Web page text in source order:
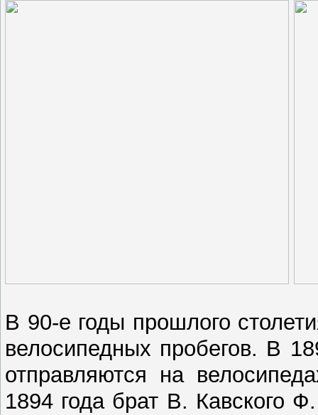
В 90-е годы прошлого
велосипедных пробегов. В
отправляются на
1894 года брат В. Кавского